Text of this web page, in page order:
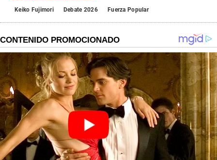
Keiko Fujimori Debate 2026 Fuerza Popular